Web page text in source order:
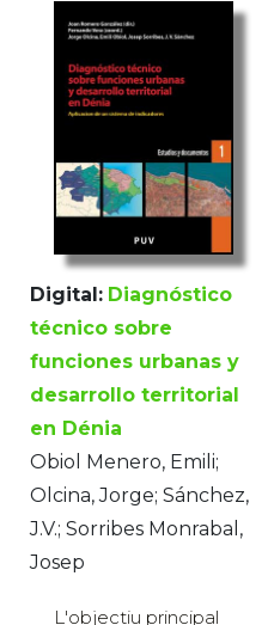
Digital: Diagnóstico
técnico sobre
funciones urbanas y
desarrollo territorial
en Dénia
Obiol Menero, Emili;
Olcina, Jorge; Sánchez,
J.V.; Sorribes Monrabal,
Josep
L'objectiu principal